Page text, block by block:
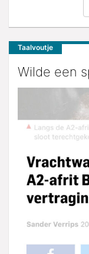
Taalvoutje
Wilde een